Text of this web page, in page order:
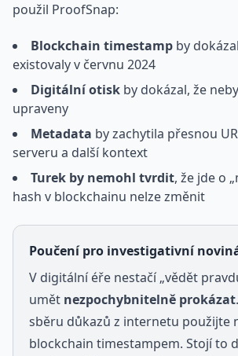
použil ProofSnap:
Blockchain timestamp by
existovaly v červnu 2024
Digitální otisk by dokázal, že
upraveny
Metadata by zachytila přesnou
serveru a další kontext
Turek by nemohl tvrdit, že jde o
hash v blockchainu nelze změnit
Poučení pro investigativní
V digitální éře nestačí „vědět
umět nezpochybnitelně prokázat
sběru důkazů z internetu použijte
blockchain timestampem. Stojí to